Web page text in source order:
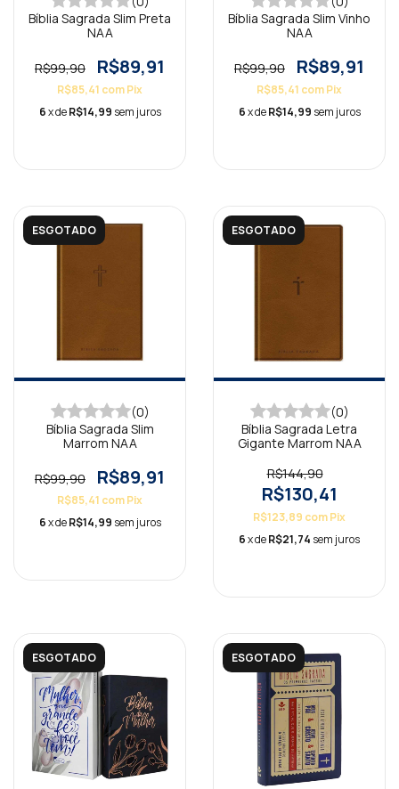
Bíblia Sagrada Slim Preta
NAA
R$99,90 R$89,91
R$85,41 comPix
6x deR$14,99 sem juros
Bíblia Sagrada Slim Vinho
NAA
R$99,90 R$89,91
R$85,41 comPix
6x deR$14,99 sem juros
ESGOTADO
(0)
Bíblia Sagrada Slim
Marrom NAA
R$99,90 R$89,91
R$85,41 comPix
6x deR$14,99 sem juros
ESGOTADO
(0)
Bíblia Sagrada Letra
Gigante Marrom NAA
R$144,90
R$130,41
R$123,89 comPix
6x deR$21,74 sem juros
ESGOTADO ESGOTADO